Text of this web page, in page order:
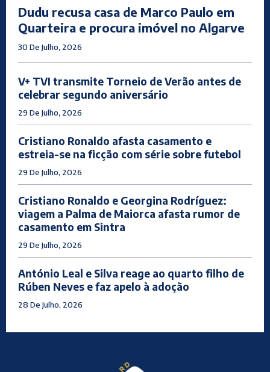
Dudu recusa casa de Marco Paulo em
Quarteira e procura imóvel no Algarve
30 De Julho, 2026
V+ TVI transmite Torneio de Verão antes de
celebrar segundo aniversário
29 De Julho, 2026
Cristiano Ronaldo afasta casamento e
estreia-se na ficção com série sobre futebol
29 De Julho, 2026
Cristiano Ronaldo e Georgina Rodríguez:
viagem a Palma de Maiorca afasta rumor de
casamento em Sintra
29 De Julho, 2026
António Leal e Silva reage ao quarto filho de
Rúben Neves e faz apelo à adoção
28 De Julho, 2026